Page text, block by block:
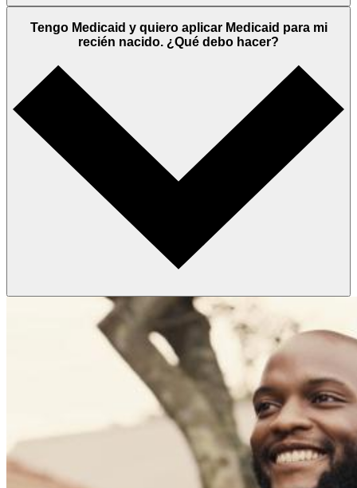
Tengo Medicaid y quiero aplicar Medicaid para mi
recién nacido. ¿Qué debo hacer?